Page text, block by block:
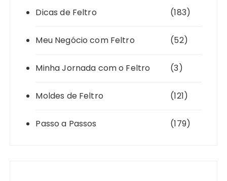
Dicas de Feltro (183)
Meu Negócio com Feltro (52)
Minha Jornada com o Feltro (3)
Moldes de Feltro (121)
Passo a Passos (179)